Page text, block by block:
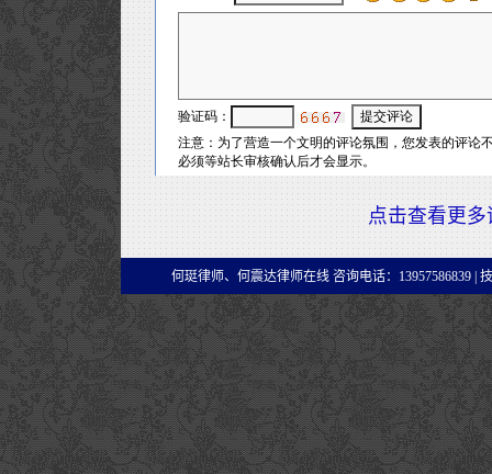
点击查看更多
何珽律师、何震达律师在线 咨询电话：13957586839 |